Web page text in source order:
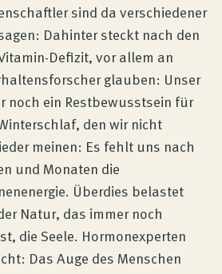
sind da verschiedener
Dahinter steckt nach den
Defizit, vor allem an
glauben: Unser
noch ein Restbewusstsein für
den wir nicht
meinen: Es fehlt uns nach
und Monaten die
Überdies belastet
Natur, das immer noch
die Seele. Hormonexperten
Das Auge des Menschen